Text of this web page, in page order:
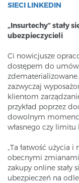
SIECI LINKEDIN
„Insurtechy” stały
ubezpieczycieli
Ci nowicjusze
dostępem do
zazwyczaj
klientom
przykład poprzez
dowolnym
własnego czy
„Ta łatwość użycia
obecnymi
zakupy online stały
ubezpieczeń na